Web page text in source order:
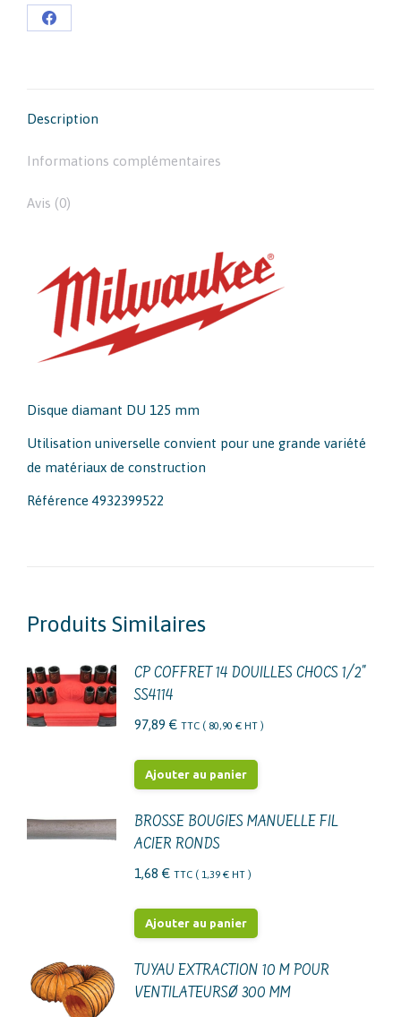
MILWAUKEE
-
Partager
Description
Informations complémentaires
Avis (0)
Disque diamant DU 125 mm
Utilisation universelle convient pour une grande variété
de matériaux de construction
Référence 4932399522
Produits Similaires
CP COFFRET 14 DOUILLES CHOCS 1/2"
SS4114
97,89 € TTC ( 80,90 € HT )
Ajouter au panier
BROSSE BOUGIES MANUELLE FIL
ACIER RONDS
1,68 € TTC ( 1,39 € HT )
Ajouter au panier
TUYAU EXTRACTION 10 M POUR
VENTILATEURSØ 300 MM